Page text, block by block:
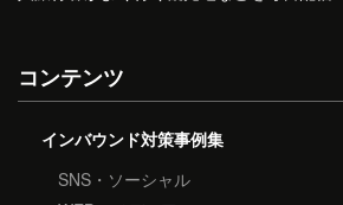
コンテンツ
インバウンド対策事例集
SNS・ソーシャル